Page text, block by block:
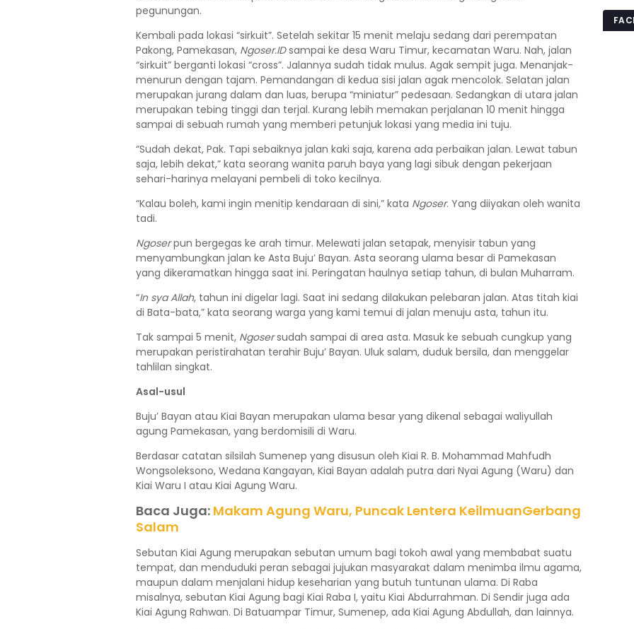
pegunungan.
Kembali pada lokasi “sirkuit”. Setelah sekitar 15 menit melaju sedang dari perempatan
Pakong, Pamekasan, Ngoser.IDsampai ke desa Waru Timur, kecamatan Waru. Nah, jalan
“sirkuit” berganti lokasi “cross”. Jalannya sudah tidak mulus. Agak sempit juga. Menanjak-
menurun dengan tajam. Pemandangan di kedua sisi jalan agak mencolok. Selatan jalan
merupakan jurang dalam dan luas, berupa “miniatur” pedesaan. Sedangkan di utara jalan
merupakan tebing tinggi dan terjal. Kurang lebih memakan perjalanan 10 menit hingga
sampai di sebuah rumah yang memberi petunjuk lokasi yang media ini tuju.
“Sudah dekat, Pak. Tapi sebaiknya jalan kaki saja, karena ada perbaikan jalan. Lewat tabun
saja, lebih dekat,” kata seorang wanita paruh baya yang lagi sibuk dengan pekerjaan
sehari-harinya melayani pembeli di toko kecilnya.
“Kalau boleh, kami ingin menitip kendaraan di sini,” kata Ngoser. Yang diiyakan oleh wanita
tadi.
Ngoserpun bergegas ke arah timur. Melewati jalan setapak, menyisir tabun yang
menyambungkan jalan ke Asta Buju’ Bayan. Asta seorang ulama besar di Pamekasan
yang dikeramatkan hingga saat ini. Peringatan haulnya setiap tahun, di bulan Muharram.
“In sya Allah, tahun ini digelar lagi. Saat ini sedang dilakukan pelebaran jalan. Atas titah kiai
di Bata-bata,” kata seorang warga yang kami temui di jalan menuju asta, tahun itu.
Tak sampai 5 menit, Ngosersudah sampai di area asta. Masuk ke sebuah cungkup yang
merupakan peristirahatan terahir Buju’ Bayan. Uluk salam, duduk bersila, dan menggelar
tahlilan singkat.
Asal-usul
Buju’ Bayan atau Kiai Bayan merupakan ulama besar yang dikenal sebagai waliyullah
agung Pamekasan, yang berdomisili di Waru.
Berdasar catatan silsilah Sumenep yang disusun oleh Kiai R. B. Mohammad Mahfudh
Wongsoleksono, Wedana Kangayan, Kiai Bayan adalah putra dari Nyai Agung (Waru) dan
Kiai Waru I atau Kiai Agung Waru.
Baca Juga: Makam Agung Waru, Puncak Lentera KeilmuanGerbang
Salam
Sebutan Kiai Agung merupakan sebutan umum bagi tokoh awal yang membabat suatu
tempat, dan menduduki peran sebagai jujukan masyarakat dalam menimba ilmu agama,
maupun dalam menjalani hidup keseharian yang butuh tuntunan ulama. Di Raba
misalnya, sebutan Kiai Agung bagi Kiai Raba I, yaitu Kiai Abdurrahman. Di Sendir juga ada
Kiai Agung Rahwan. Di Batuampar Timur, Sumenep, ada Kiai Agung Abdullah, dan lainnya.